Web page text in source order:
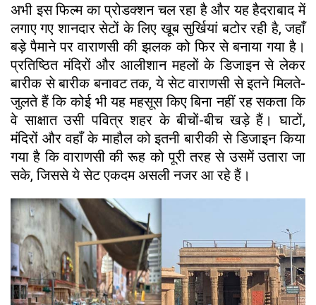
अभी इस फिल्म का प्रोडक्शन चल रहा है और यह हैदराबाद में
लगाए गए शानदार सेटों के लिए खूब सुर्खियां बटोर रही है, जहाँ
बड़े पैमाने पर वाराणसी की झलक को फिर से बनाया गया है।
प्रतिष्ठित मंदिरों और आलीशान महलों के डिजाइन से लेकर
बारीक से बारीक बनावट तक, ये सेट वाराणसी से इतने मिलते-
जुलते हैं कि कोई भी यह महसूस किए बिना नहीं रह सकता कि
वे साक्षात उसी पवित्र शहर के बीचों-बीच खड़े हैं। घाटों,
मंदिरों और वहाँ के माहौल को इतनी बारीकी से डिजाइन किया
गया है कि वाराणसी की रूह को पूरी तरह से उसमें उतारा जा
सके, जिससे ये सेट एकदम असली नजर आ रहे हैं।